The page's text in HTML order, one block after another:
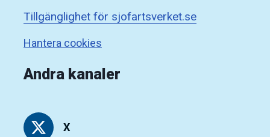
Tillgänglighet för sjofartsverket.se
Hantera cookies
Andra kanaler
X